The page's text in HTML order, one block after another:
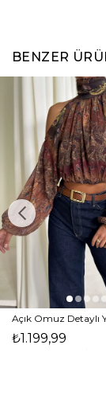
BENZER
₺1.199,99